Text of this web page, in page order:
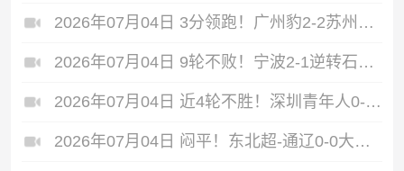
2026年07月04日 3分领跑！广州豹2-2苏州东吴 卡马拉救主罗萨&埃斯特雷拉世界波
2026年07月04日 9轮不败！宁波2-1逆转石家庄功夫 莱昂纳多造点+点射刘洋制胜
2026年07月04日 近4轮不胜！深圳青年人0-0闷平南通支云 青年人仍中甲第2支云第3
2026年07月04日 闷平！东北超-通辽0-0大连 两队均1胜3平保持不败 大连遭三连平